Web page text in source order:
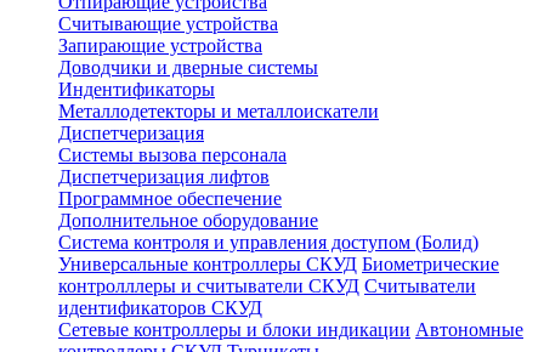
Считывающие устройства
Запирающие устройства
Доводчики и дверные системы
Индентификаторы
Металлодетекторы и металлоискатели
Диспетчеризация
Системы вызова персонала
Диспетчеризация лифтов
Программное обеспечение
Дополнительное оборудование
Система контроля и управления доступом (Болид)
Универсальные контроллеры СКУД Биометрические
контролллеры и считыватели СКУД Считыватели
идентификаторов СКУД
Сетевые контроллеры и блоки индикации Автономные